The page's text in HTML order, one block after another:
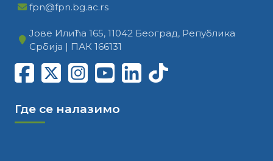
fpn@fpn.bg.ac.rs
Јове Илића 165, 11042 Београд, Република
Србија | ПАК 166131
Где се налазимо